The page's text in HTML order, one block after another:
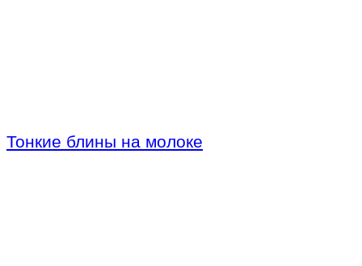
Тонкие блины на молоке